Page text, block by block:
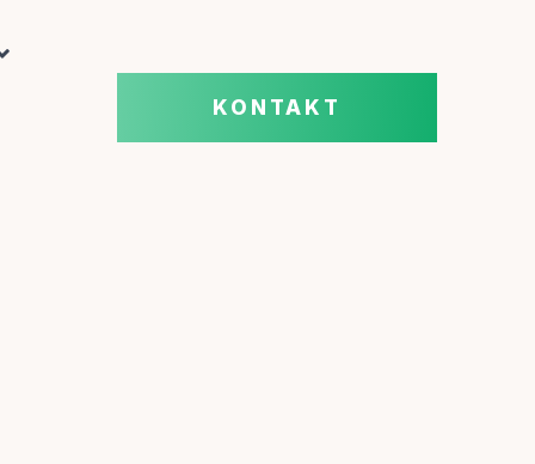
KONTAKT